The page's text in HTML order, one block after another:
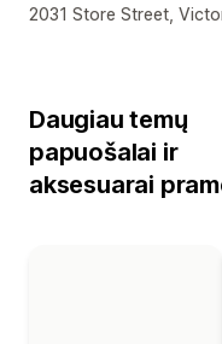
Kūrėjo kontaktiniai
2031 Store Street,
Daugiau temų
papuošalai ir
aksesuarai